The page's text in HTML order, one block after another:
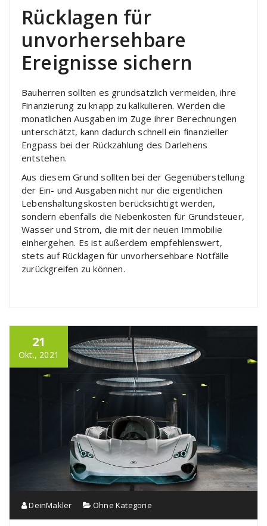
Rücklagen für
unvorhersehbare
Ereignisse sichern
Bauherren sollten es grundsätzlich vermeiden, ihre
Finanzierung zu knapp zu kalkulieren. Werden die
monatlichen Ausgaben im Zuge ihrer Berechnungen
unterschätzt, kann dadurch schnell ein finanzieller
Engpass bei der Rückzahlung des Darlehens
entstehen.
Aus diesem Grund sollten bei der Gegenüberstellung
der Ein- und Ausgaben nicht nur die eigentlichen
Lebenshaltungskosten berücksichtigt werden,
sondern ebenfalls die Nebenkosten für Grundsteuer,
Wasser und Strom, die mit der neuen Immobilie
einhergehen. Es ist außerdem empfehlenswert,
stets auf Rücklagen für unvorhersehbare Notfälle
zurückgreifen zu können.
21
Okt., 2021
DeinMakler Ohne Kategorie